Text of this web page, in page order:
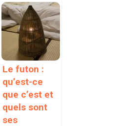
Le futon :
qu’est-ce
que c’est et
quels sont
ses